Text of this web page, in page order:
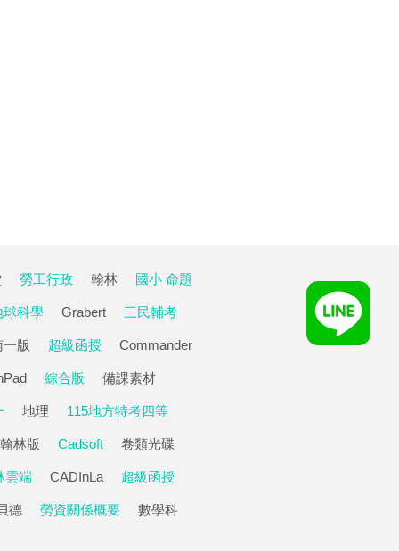
勞工行政 翰林 國小 命題
球科學 Grabert 三民輔考
一版 超級函授 Commander
綜合版 備課素材
地理 115地方特考四等
翰林版 Cadsoft 卷類光碟
雲端 CADInLa 超級函授
德 勞資關係概要 數學科